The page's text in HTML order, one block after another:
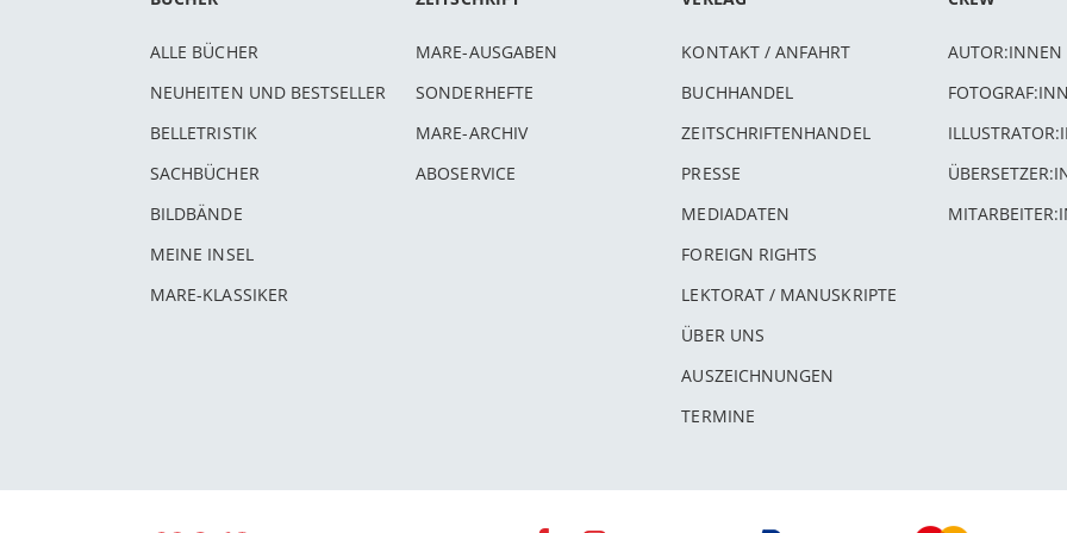
ALLE BÜCHER
NEUHEITEN UND BESTSELLER
BELLETRISTIK
SACHBÜCHER
BILDBÄNDE
MEINE INSEL
MARE-KLASSIKER
MARE-AUSGABEN
SONDERHEFTE
MARE-ARCHIV
ABOSERVICE
KONTAKT / ANFAHRT
BUCHHANDEL
ZEITSCHRIFTENHANDEL
PRESSE
MEDIADATEN
FOREIGN RIGHTS
LEKTORAT / MANUSKRIPTE
ÜBER UNS
AUSZEICHNUNGEN
TERMINE
AUTOR:INNEN